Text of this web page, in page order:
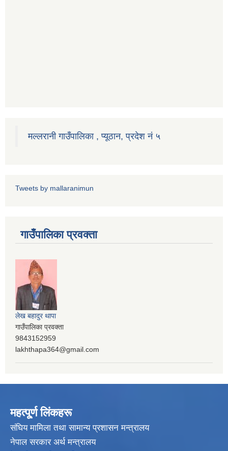
मल्लरानी गाउँपालिका , प्यूठान, प्रदेश नं ५
Tweets by mallaranimun
गाउँपालिका प्रवक्ता
लेख बहादुर थापा
गाउँपालिका प्रवक्ता
9843152959
lakhthapa364@gmail.com
महत्पू्र्ण लिंकहरू
संघिय मामिला तथा सामान्य प्रशासन मन्त्रालय
नेपाल सरकार अर्थ मन्त्रालय